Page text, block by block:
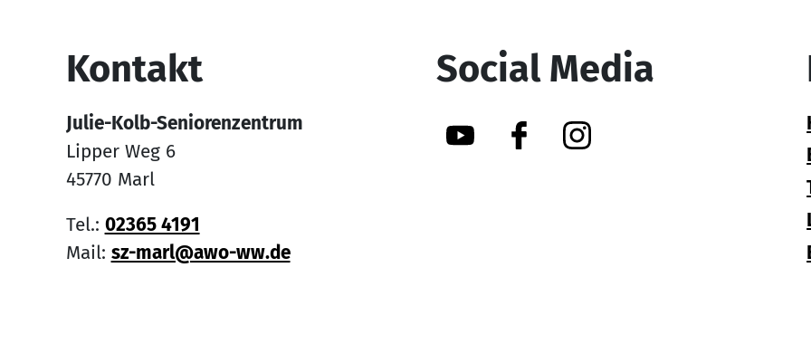
Kontakt
Julie-Kolb-Seniorenzentrum
Lipper Weg 6
45770 Marl
Tel.: 02365 4191
Mail: sz-marl@awo-ww.de
Social Media
YouTube FacebookInstagram